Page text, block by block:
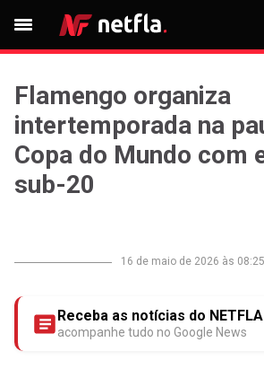
Flamengo organiza
intertemporada na
Copa do Mundo com
sub-20
16 de maio de 2026 às 08:25
Receba as notícias do NETFLA
acompanhe tudo no Google News